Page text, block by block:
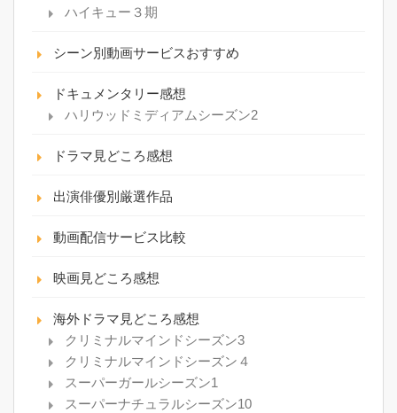
ハイキュー３期
シーン別動画サービスおすすめ
ドキュメンタリー感想
ハリウッドミディアムシーズン2
ドラマ見どころ感想
出演俳優別厳選作品
動画配信サービス比較
映画見どころ感想
海外ドラマ見どころ感想
クリミナルマインドシーズン3
クリミナルマインドシーズン４
スーパーガールシーズン1
スーパーナチュラルシーズン10